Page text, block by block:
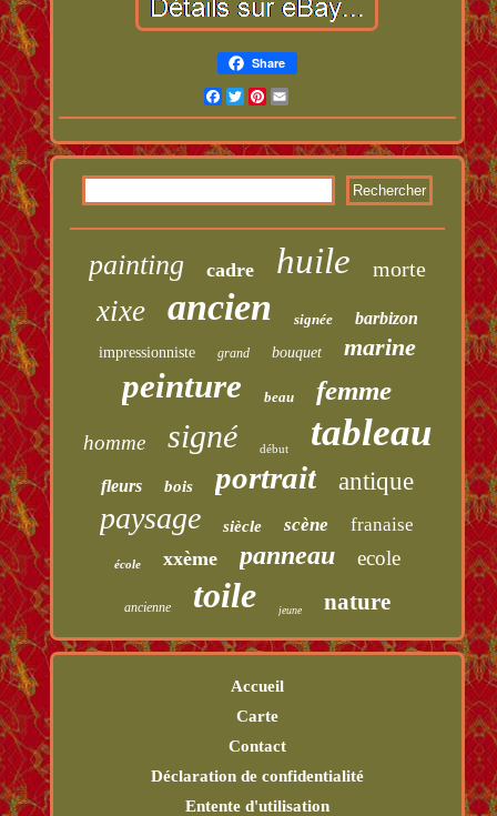
Share
Facebook
TwitterPinterest
painting cadre huile morte
xixe ancien signée barbizon
impressionniste grand bouquet marine
peinture beau femme
homme signé début tableau
fleurs bois portrait antique
paysage siècle scène franaise
école xxème panneau ecole
ancienne toile jeune nature
Accueil
Carte
Contact
Déclaration de confidentialité
Entente d'utilisation